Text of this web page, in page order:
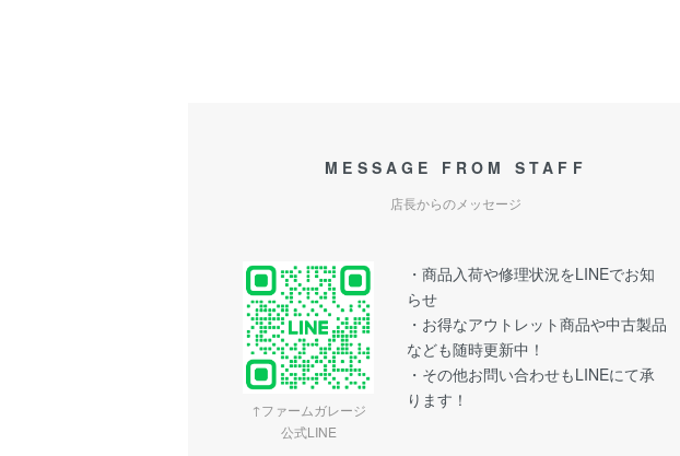
MESSAGE FROM STAFF
店長からのメッセージ
↑ファームガレージ
公式LINE
・商品入荷や修理状況をLINEでお知
らせ
・お得なアウトレット商品や中古製品
なども随時更新中！
・その他お問い合わせもLINEにて承
ります！